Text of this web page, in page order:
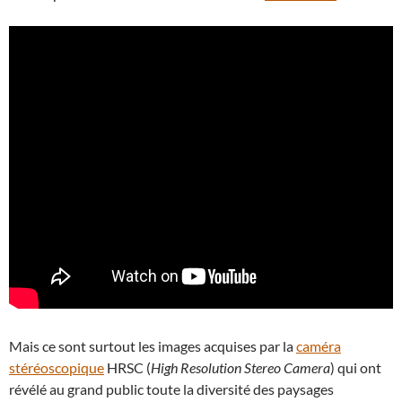
Mais ce sont surtout les images acquises par lacaméra
stéréoscopique HRSC (High Resolution Stereo Camera) qui ont
révélé au grand public toute la diversité des paysages